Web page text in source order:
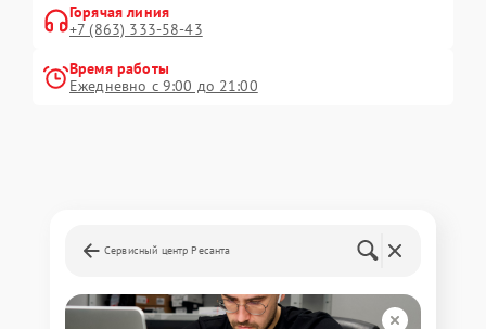
Горячая линия
+7 (863) 333-58-43
Время работы
Ежедневно с 9:00 до 21:00
Сервисный центр Ресанта